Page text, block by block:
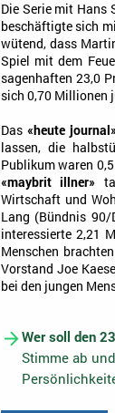
Die Serie mit Hans
beschäftigte sich
wütend, dass
Spiel mit dem
sagenhaften 23,0
sich 0,70 Millionen
Das «heute journal»
lassen, die
Publikum waren
«maybrit illner»
Wirtschaft und
Lang (Bündnis
interessierte 2,21
Menschen
Vorstand Joe
bei den jungen
Wer soll den
Stimme ab